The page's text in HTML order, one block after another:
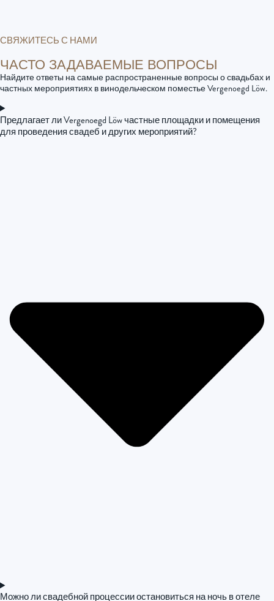
СВЯЖИТЕСЬ С НАМИ
ЧАСТО ЗАДАВАЕМЫЕ ВОПРОСЫ
Найдите ответы на самые распространенные вопросы о свадьбах и
частных мероприятиях в винодельческом поместье Vergenoegd Löw.
Предлагает ли Vergenoegd Löw частные площадки и помещения
для проведения свадеб и других мероприятий?
Можно ли свадебной процессии остановиться на ночь в отеле